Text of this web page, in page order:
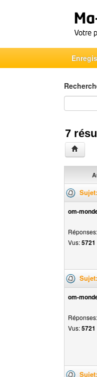
7
Sujet:
om-
Réponses:
Vus:5721
Sujet:
om-
Réponses:
Vus:5721
Sujet: